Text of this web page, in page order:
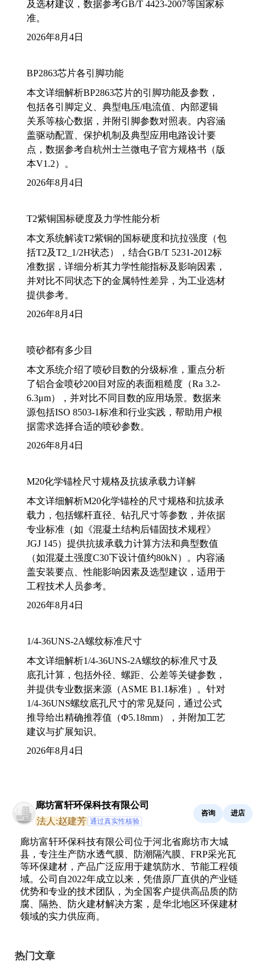
及选材建议，数据参考GB/T 4423-2007等国家标
准。
2026年8月4日
BP2863芯片各引脚功能
本文详细解析BP2863芯片的引脚功能及参数，
包括各引脚定义、典型电压/电流值、内部逻辑
关系等核心数据，并附引脚参数对照表。内容涵
盖驱动配置、保护机制及典型应用电路设计要
点，数据参考自杭州士兰微电子官方规格书（版
本V1.2）。
2026年8月4日
T2紫铜国标硬度及力学性能分析
本文系统解读T2紫铜的国标硬度和抗拉强度（包
括T2及T2_1/2H状态），结合GB/T 5231-2012标
准数据，详细分析其力学性能指标及影响因素，
并对比不同状态下的金属特性差异，为工业选材
提供参考。
2026年8月4日
喷砂都有多少目
本文系统介绍了喷砂目数的分级标准，重点分析
了铝合金喷砂200目对应的表面粗糙度（Ra 3.2-
6.3μm），并对比不同目数的应用场景。数据来
源包括ISO 8503-1标准和行业实践，帮助用户根
据需求选择合适的喷砂参数。
2026年8月4日
M20化学锚栓尺寸规格及抗拔承载力详解
本文详细解析M20化学锚栓的尺寸规格和抗拔承
载力，包括螺杆直径、钻孔尺寸等参数，并依据
专业标准（如《混凝土结构后锚固技术规程》
JGJ 145）提供抗拔承载力计算方法和典型数值
（如混凝土强度C30下设计值约80kN）。内容涵
盖安装要点、性能影响因素及选型建议，适用于
工程技术人员参考。
2026年8月4日
1/4-36UNS-2A螺纹标准尺寸
本文详细解析1/4-36UNS-2A螺纹的标准尺寸及
底孔计算，包括外径、螺距、公差等关键参数，
并提供专业数据来源（ASME B1.1标准）。针对
1/4-36UNS螺纹底孔尺寸的常见疑问，通过公式
推导给出精确推荐值（Φ5.18mm），并附加工艺
建议与扩展知识。
2026年8月4日
廊坊富轩环保科技有限公司
法人:赵建芳 通过真实性核验
咨询 进店
廊坊富轩环保科技有限公司位于河北省廊坊市大城
县，专注生产防水透气膜、防潮隔汽膜、FRP采光瓦
等环保建材，产品广泛应用于建筑防水、节能工程领
域。公司自2022年成立以来，凭借原厂直供的产业链
优势和专业的技术团队，为全国客户提供高品质的防
腐、隔热、防火建材解决方案，是华北地区环保建材
领域的实力供应商。
热门文章